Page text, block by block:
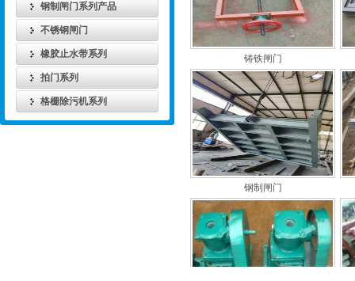
钢制闸门系列产品
不锈钢闸门
橡胶止水带系列
拍门系列
格栅除污机系列
铸铁闸门
钢制闸门